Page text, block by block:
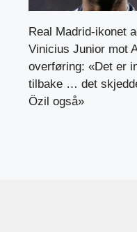
Real Madrid-ikonet
Vinicius Junior mot
overføring: «Det er
tilbake … det
Özil også»